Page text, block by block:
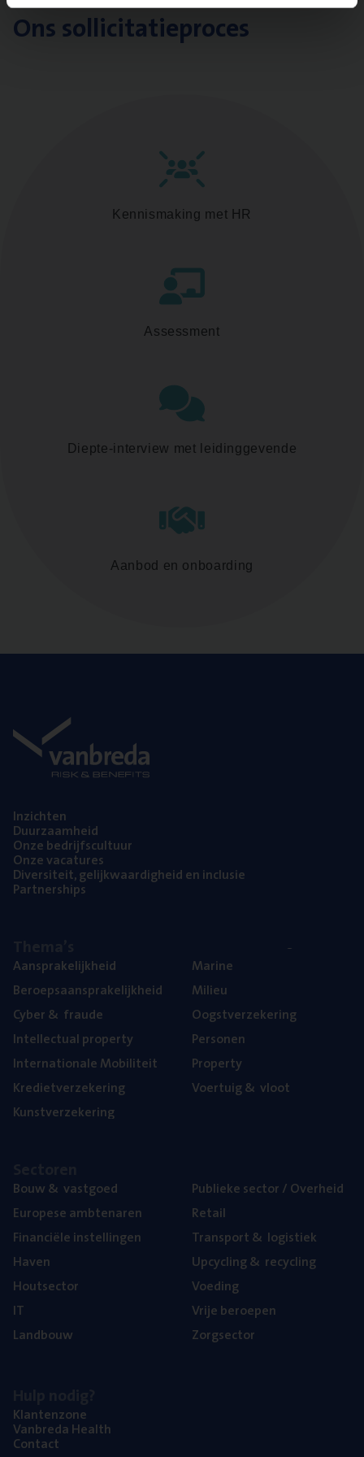
Ons sollicitatieproces
Kennismaking met HR
Assessment
Diepte-interview met leidinggevende
Aanbod en onboarding
Inzich­ten
Duur­zaam­heid
Onze bedrijfs­cul­tuur
Onze vaca­tu­res
Diver­si­teit, gelijk­waar­dig­heid en inclusie
Part­ner­ships
Aan­spra­ke­lijk­heid
Beroeps­aan­spra­ke­lijk­heid
Cyber& fraude
Intel­lec­tu­al property
Inter­na­ti­o­na­le Mobiliteit
Kre­diet­ver­ze­ke­ring
Kunst­ver­ze­ke­ring
Mari­ne
Mili­eu
Oogst­ver­ze­ke­ring
Per­so­nen
Pro­per­ty
Voer­tuig& vloot
Bouw& vastgoed
Euro­pe­se ambtenaren
Finan­ci­ë­le instellingen
Haven
Hout­sec­tor
IT
Land­bouw
Publie­ke sec­tor / Overheid
Retail
Trans­port& logistiek
Upcy­cling& recycling
Voe­ding
Vrije beroe­pen
Zorg­sec­tor
Klan­ten­zo­ne
Van­b­re­da Health
Con­tact